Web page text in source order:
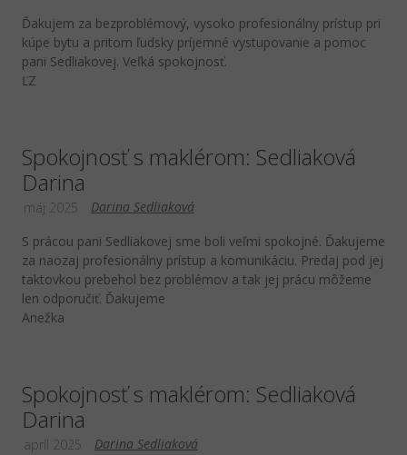
Ďakujem za bezproblémový, vysoko profesionálny prístup pri
kúpe bytu a pritom ľudsky príjemné vystupovanie a pomoc
pani Sedliakovej. Veľká spokojnosť.
ĽZ
Spokojnosť s maklérom: Sedliaková
Darina
Darina Sedliaková
máj 2025
S prácou pani Sedliakovej sme boli veľmi spokojné. Ďakujeme
za naozaj profesionálny prístup a komunikáciu. Predaj pod jej
taktovkou prebehol bez problémov a tak jej prácu môžeme
len odporučiť. Ďakujeme
Anežka
Spokojnosť s maklérom: Sedliaková
Darina
Darina Sedliaková
apríl 2025